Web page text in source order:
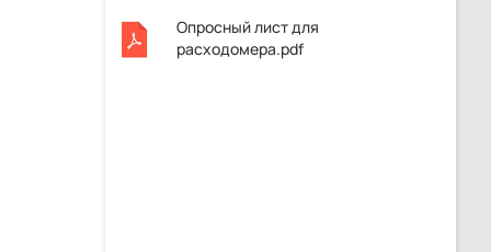
Опросный лист для
расходомера.pdf